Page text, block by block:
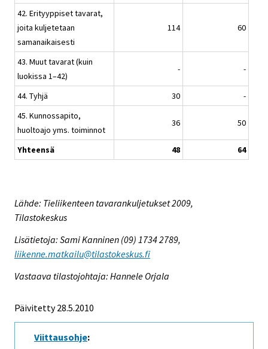
42. Erityyppiset tavarat,
joita kuljetetaan
samanaikaisesti
114 60
43. Muut tavarat (kuin
luokissa 1–42)
- -
44. Tyhjä 30
-
45. Kunnossapito,
huoltoajo yms. toiminnot
36 50
Yhteensä 48 64
Lähde: Tieliikenteen tavarankuljetukset 2009,
Tilastokeskus
Lisätietoja: Sami Kanninen (09) 1734 2789,
liikenne.matkailu@tilastokeskus.fi
Vastaava tilastojohtaja: Hannele Orjala
Päivitetty 28.5.2010
Viittausohje: